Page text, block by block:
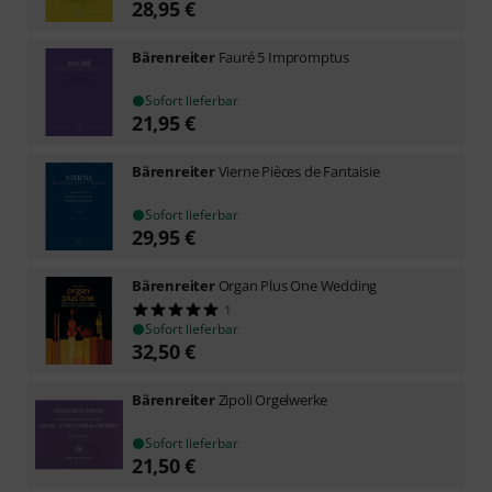
28,95€
Bärenreiter Fauré 5 Impromptus
Sofort lieferbar
21,95€
BärenreiterVierne Pièces de Fantaisie
Sofort lieferbar
29,95€
Bärenreiter Organ Plus One Wedding
1
Sofort lieferbar
32,50€
Bärenreiter Zipoli Orgelwerke
Sofort lieferbar
21,50€